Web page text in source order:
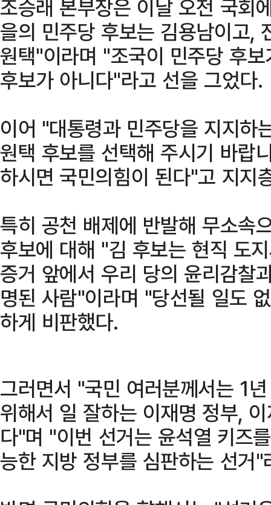
조승래 본부장은 이날 오전 국회
을의 민주당 후보는 김용남이고,
원택"이라며 "조국이 민주당 후
후보가 아니다"라고 선을 그었다.
이어 "대통령과 민주당을 지지하
원택 후보를 선택해 주시기 바랍
하시면 국민의힘이 된다"고 지지
특히 공천 배제에 반발해 무소속
후보에 대해 "김 후보는 현직 도
증거 앞에서 우리 당의 윤리감찰
명된 사람"이라며 "당선될 일도
하게 비판했다.
그러면서 "국민 여러분께서는 1
위해서 일 잘하는 이재명 정부,
다"며 "이번 선거는 윤석열 키즈
능한 지방 정부를 심판하는 선거